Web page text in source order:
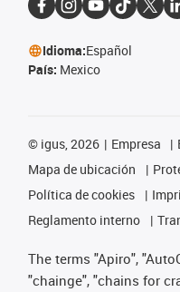
Idioma:Español
País: Mexico
© igus, 2026 Empresa
Mapa de ubicación
Política de cookies
Reglamento interno
The terms "Apiro",
"chainge", "chains for